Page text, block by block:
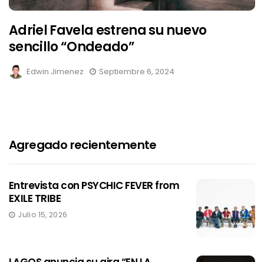
Adriel Favela estrena su nuevo
sencillo “Ondeado”
Edwin Jimenez Septiembre 6, 2024
Agregado recientemente
Entrevista con PSYCHIC FEVER from
EXILE TRIBE
Julio 15, 2026